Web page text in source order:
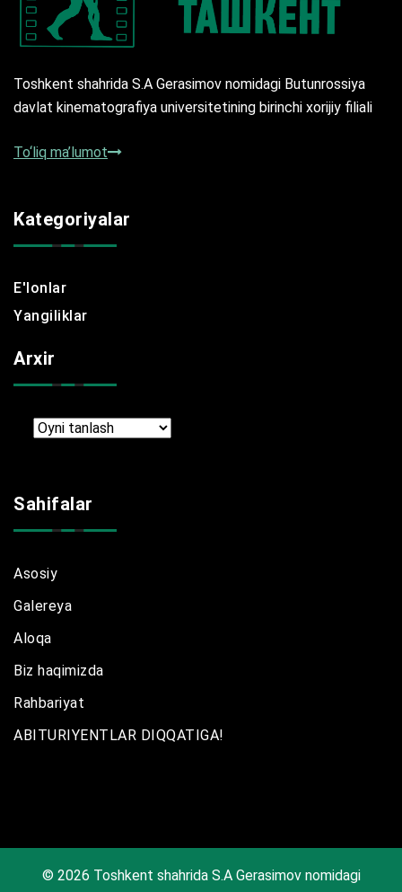
Toshkent shahrida S.A Gerasimov nomidagi Butunrossiya
davlat kinematografiya universitetining birinchi xorijiy filiali
To‘liq ma’lumot
Kategoriyalar
E'lonlar
Yangiliklar
Arxir
Arxir
Sahifalar
Asosiy
Galereya
Aloqa
Biz haqimizda
Rahbariyat
ABITURIYENTLAR DIQQATIGA!
© 2026 Toshkent shahrida S.A Gerasimov nomidagi